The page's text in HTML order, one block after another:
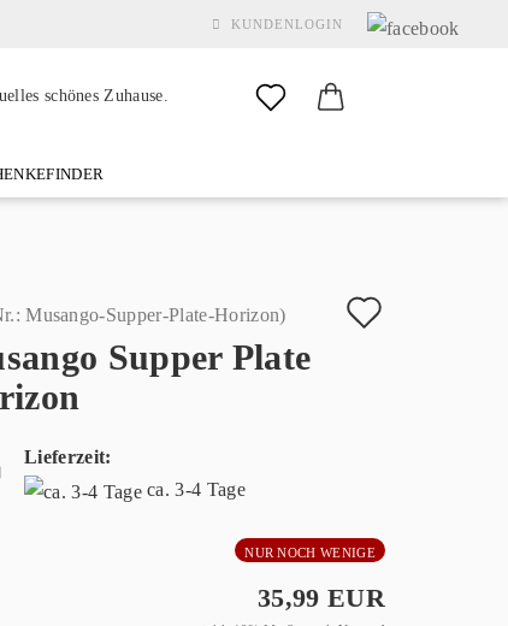
KUNDENLOGIN
erstellen
schönes Zuhause.
Musango-Supper-Plate-Horizon)
Supper Plate
Lieferzeit:
ca. 3-4 Tage
NUR NOCH WENIGE
35,99 EUR